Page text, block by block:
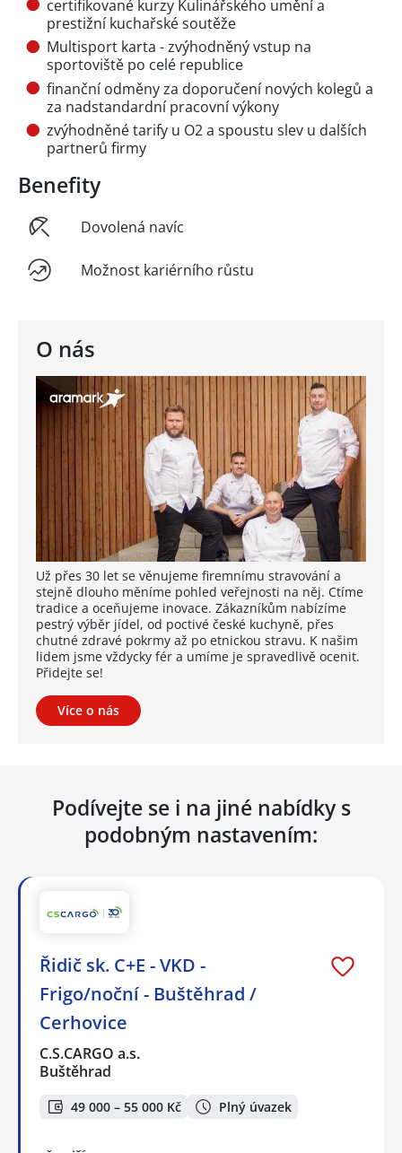
O nás
Už přes 30 let se věnujeme firemnímu stravování a
stejně dlouho měníme pohled veřejnosti na něj. Ctíme
tradice a oceňujeme inovace. Zákazníkům nabízíme
pestrý výběr jídel, od poctivé české kuchyně, přes
chutné zdravé pokrmy až po etnickou stravu. K našim
lidem jsme vždycky fér a umíme je spravedlivě ocenit.
Přidejte se!
Více o nás
certifikované kurzy Kulinářského umění a
prestižní kuchařské soutěže
Multisport karta - zvýhodněný vstup na
sportoviště po celé republice
finanční odměny za doporučení nových kolegů a
za nadstandardní pracovní výkony
zvýhodněné tarify u O2 a spoustu slev u dalších
partnerů firmy
Benefity
Dovolená navíc
Možnost kariérního růstu
Podívejte se i na jiné nabídky s
podobným nastavením:
Řidič sk. C+E - VKD -
Frigo/noční - Buštěhrad /
Cerhovice
C.S.CARGO a.s.
Buštěhrad
49 000 – 55 000 Kč Plný úvazek